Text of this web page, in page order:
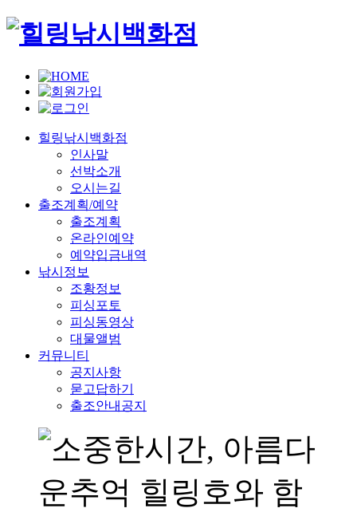
힐링낚시백화점
인사말
선박소개
오시는길
출조계획/예약
출조계획
온라인예약
예약입금내역
낚시정보
조황정보
피싱포토
피싱동영상
대물앨범
커뮤니티
공지사항
묻고답하기
출조안내공지